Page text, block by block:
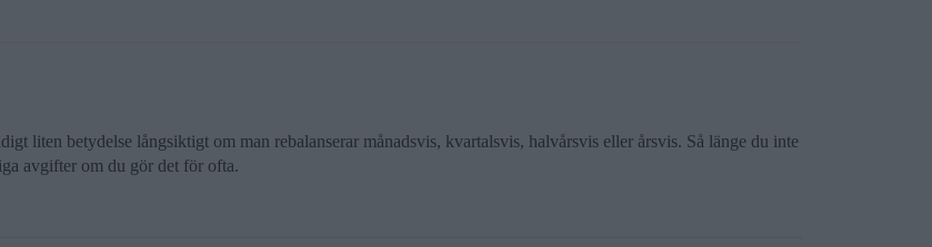
liten betydelse långsiktigt om man rebalanserar månadsvis, kvartalsvis, halvårsvis eller årsvis. Så länge du inte
avgifter om du gör det för ofta.